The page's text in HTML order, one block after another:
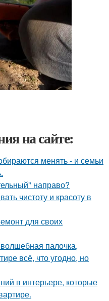
на сайте:
менять - и семьи
направо?
чистоту и красоту в
для своих
палочка,
всё, что угодно, но
в интерьере, которые